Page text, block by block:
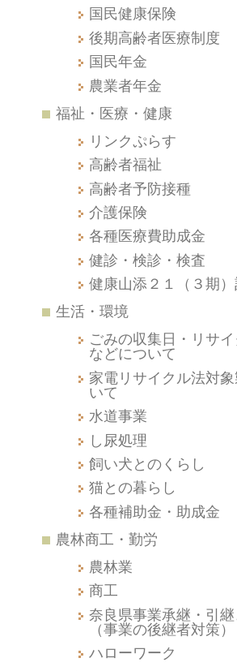
国民健康保険
後期高齢者医療制度
国民年金
農業者年金
福祉・医療・健康
リンクぷらす
高齢者福祉
高齢者予防接種
介護保険
各種医療費助成金
健診・検診・検査
健康山添２１（３期
生活・環境
ごみの収集日・リサ
などについて
家電リサイクル法対
いて
水道事業
し尿処理
飼い犬とのくらし
猫との暮らし
各種補助金・助成金
農林商工・勤労
農林業
商工
奈良県事業承継・引
（事業の後継者対策）
ハローワーク